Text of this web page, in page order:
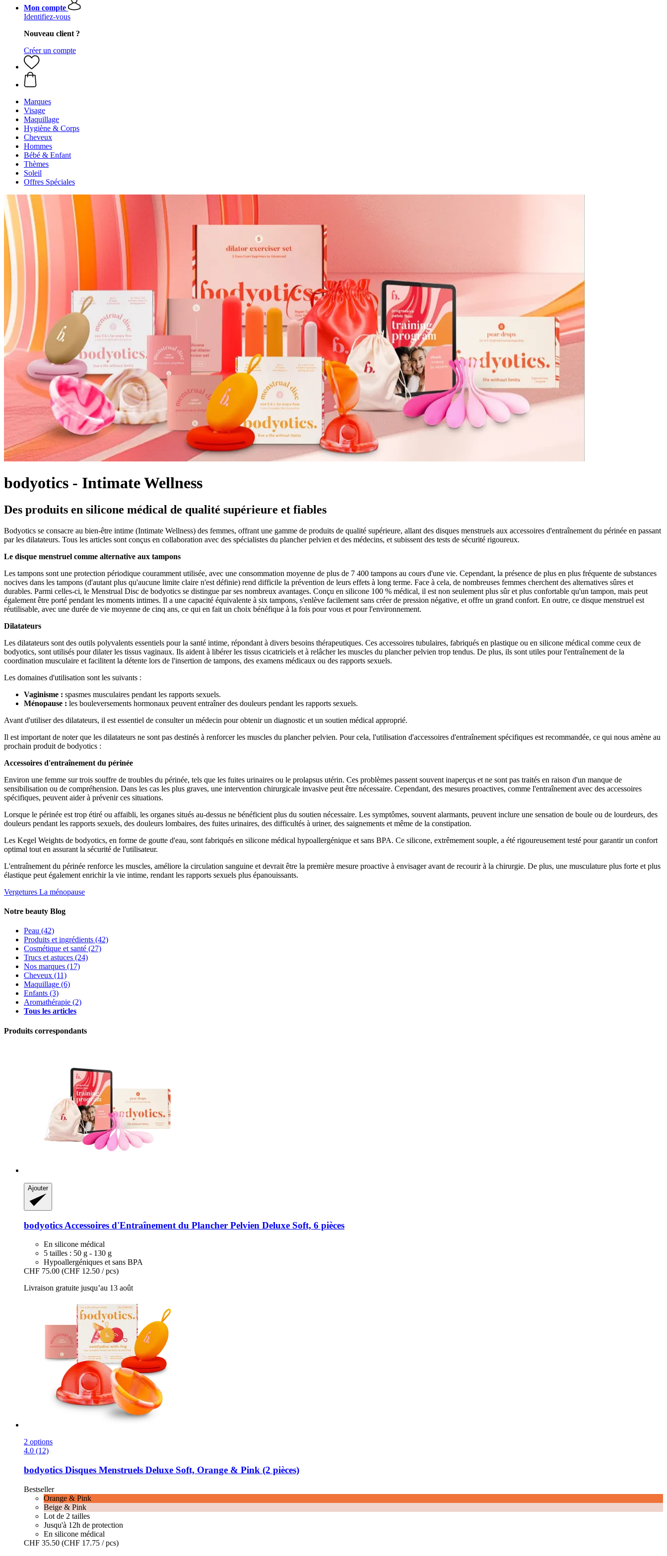
Mon compte
Identifiez-vous
Nouveau client ?
Créer un compte
Marques
Visage
Maquillage
Hygiène & Corps
Cheveux
Hommes
Bébé & Enfant
Thèmes
Soleil
Offres Spéciales
bodyotics - Intimate Wellness
Des produits en silicone médical de qualité supérieure et fiables
Bodyotics se consacre au bien-être intime (Intimate Wellness) des femmes, offrant une gamme de produits de qualité supérieure, allant des disques menstruels aux accessoires d'entraînement du périnée en passant
par les dilatateurs. Tous les articles sont conçus en collaboration avec des spécialistes du plancher pelvien et des médecins, et subissent des tests de sécurité rigoureux.
Le disque menstruel comme alternative aux tampons
Les tampons sont une protection périodique couramment utilisée, avec une consommation moyenne de plus de 7 400 tampons au cours d'une vie. Cependant, la présence de plus en plus fréquente de substances
nocives dans les tampons (d'autant plus qu'aucune limite claire n'est définie) rend difficile la prévention de leurs effets à long terme. Face à cela, de nombreuses femmes cherchent des alternatives sûres et
durables. Parmi celles-ci, le Menstrual Disc de bodyotics se distingue par ses nombreux avantages. Conçu en silicone 100 % médical, il est non seulement plus sûr et plus confortable qu'un tampon, mais peut
également être porté pendant les moments intimes. Il a une capacité équivalente à six tampons, s'enlève facilement sans créer de pression négative, et offre un grand confort. En outre, ce disque menstruel est
réutilisable, avec une durée de vie moyenne de cinq ans, ce qui en fait un choix bénéfique à la fois pour vous et pour l'environnement.
Dilatateurs
Les dilatateurs sont des outils polyvalents essentiels pour la santé intime, répondant à divers besoins thérapeutiques. Ces accessoires tubulaires, fabriqués en plastique ou en silicone médical comme ceux de
bodyotics, sont utilisés pour dilater les tissus vaginaux. Ils aident à libérer les tissus cicatriciels et à relâcher les muscles du plancher pelvien trop tendus. De plus, ils sont utiles pour l'entraînement de la
coordination musculaire et facilitent la détente lors de l'insertion de tampons, des examens médicaux ou des rapports sexuels.
Les domaines d'utilisation sont les suivants :
Vaginisme : spasmes musculaires pendant les rapports sexuels.
Ménopause : les bouleversements hormonaux peuvent entraîner des douleurs pendant les rapports sexuels.
Avant d'utiliser des dilatateurs, il est essentiel de consulter un médecin pour obtenir un diagnostic et un soutien médical approprié.
Il est important de noter que les dilatateurs ne sont pas destinés à renforcer les muscles du plancher pelvien. Pour cela, l'utilisation d'accessoires d'entraînement spécifiques est recommandée, ce qui nous amène au
prochain produit de bodyotics :
Accessoires d'entraînement du périnée
Environ une femme sur trois souffre de troubles du périnée, tels que les fuites urinaires ou le prolapsus utérin. Ces problèmes passent souvent inaperçus et ne sont pas traités en raison d'un manque de
sensibilisation ou de compréhension. Dans les cas les plus graves, une intervention chirurgicale invasive peut être nécessaire. Cependant, des mesures proactives, comme l'entraînement avec des accessoires
spécifiques, peuvent aider à prévenir ces situations.
Lorsque le périnée est trop étiré ou affaibli, les organes situés au-dessus ne bénéficient plus du soutien nécessaire. Les symptômes, souvent alarmants, peuvent inclure une sensation de boule ou de lourdeurs, des
douleurs pendant les rapports sexuels, des douleurs lombaires, des fuites urinaires, des difficultés à uriner, des saignements et même de la constipation.
Les Kegel Weights de bodyotics, en forme de goutte d'eau, sont fabriqués en silicone médical hypoallergénique et sans BPA. Ce silicone, extrêmement souple, a été rigoureusement testé pour garantir un confort
optimal tout en assurant la sécurité de l'utilisateur.
L'entraînement du périnée renforce les muscles, améliore la circulation sanguine et devrait être la première mesure proactive à envisager avant de recourir à la chirurgie. De plus, une musculature plus forte et plus
élastique peut également enrichir la vie intime, rendant les rapports sexuels plus épanouissants.
Vergetures La ménopause
Notre beauty Blog
Peau (42)
Produits et ingrédients (42)
Cosmétique et santé (27)
Trucs et astuces (24)
Nos marques (17)
Cheveux (11)
Maquillage (6)
Enfants (3)
Aromathérapie (2)
Tous les articles
Produits correspondants
Ajouter
bodyotics Accessoires d'Entraînement du Plancher Pelvien Deluxe Soft, 6 pièces
En silicone médical
5 tailles : 50 g - 130 g
Hypoallergéniques et sans BPA
CHF 75.00 (CHF 12.50 / pcs)
Livraison gratuite jusqu’au 13 août
2 options
4.0 (12)
bodyotics Disques Menstruels Deluxe Soft, Orange & Pink (2 pièces)
Bestseller
Orange & Pink
Beige & Pink
Lot de 2 tailles
Jusqu'à 12h de protection
En silicone médical
CHF 35.50 (CHF 17.75 / pcs)